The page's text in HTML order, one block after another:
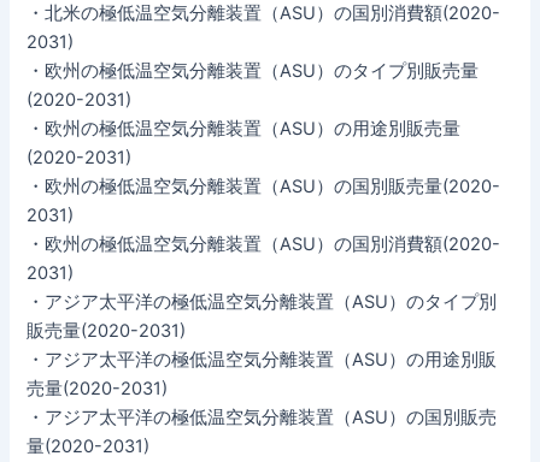
・北米の極低温空気分離装置（ASU）の国別消費額(2020-
2031)
・欧州の極低温空気分離装置（ASU）のタイプ別販売量
(2020-2031)
・欧州の極低温空気分離装置（ASU）の用途別販売量
(2020-2031)
・欧州の極低温空気分離装置（ASU）の国別販売量(2020-
2031)
・欧州の極低温空気分離装置（ASU）の国別消費額(2020-
2031)
・アジア太平洋の極低温空気分離装置（ASU）のタイプ別
販売量(2020-2031)
・アジア太平洋の極低温空気分離装置（ASU）の用途別販
売量(2020-2031)
・アジア太平洋の極低温空気分離装置（ASU）の国別販売
量(2020-2031)